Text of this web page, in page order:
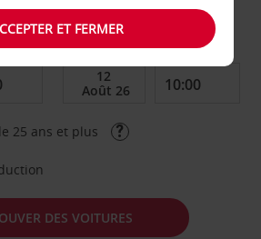
autre agence de retour
DATE DE FIN
25 ans et plus
DES VOITURES
ET FERMER